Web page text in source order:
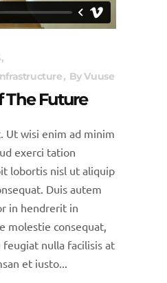
ByVuuse
The Future
Ut wisi enim ad minim
exerci tation
lobortis nisl ut aliquip
Duis autem
in hendrerit in
molestie consequat,
nulla facilisis at
et iusto...